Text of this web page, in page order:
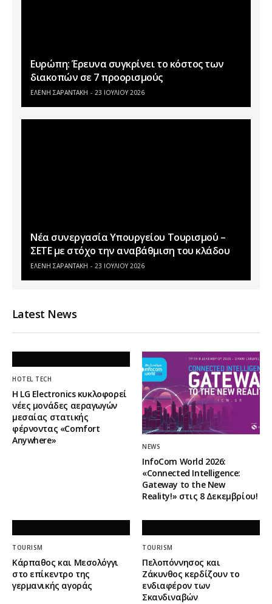
Ευρώπη: Έρευνα συγκρίνει το κόστος των
διακοπών σε 7 προορισμούς
ΕΛΕΝΗ ΣΑΡΑΝΤΑΚΗ 23 ΙΟΥΛΊΟΥ 2026
Νέα συνεργασία Υπουργείου Τουρισμού –
ΣΕΤΕ με στόχο την αναβάθμιση του κλάδου
ΕΛΕΝΗ ΣΑΡΑΝΤΑΚΗ 23 ΙΟΥΛΊΟΥ 2026
Latest News
HOTEL TECH
Η LG Electronics κυκλοφορεί
νέες μονάδες αεραγωγών
μεσαίας στατικής
φέρνοντας «Comfort
Anywhere»
NEWS
InfoCom World 2026:
«Connected Intelligence:
Gateway to the New
Reality!» στις 8 Δεκεμβρίου!
TOURISM
Κάρπαθος και Μεσολόγγι
στο επίκεντρο της
γερμανικής αγοράς
TOURISM
Πελοπόννησος και
Ζάκυνθος κερδίζουν το
ενδιαφέρον των
Σκανδιναβών